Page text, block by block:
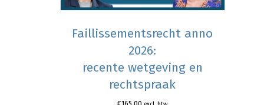
Faillissementsrecht anno
2026:
recente wetgeving en
rechtspraak